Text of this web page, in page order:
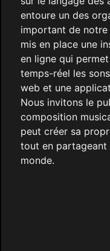
entoure un des
important de notre
mis en place une
en ligne qui
temps-réel les
web et une
Nous invitons le
composition
peut créer sa
tout en partageant
monde.